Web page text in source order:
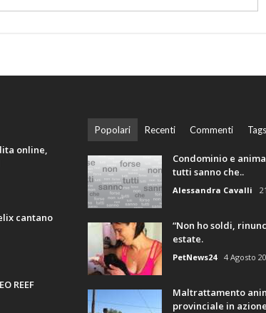
online,
cantano
REEF
Popolari Recenti Commenti Tags
Condominio e
tutti sanno che..
Alessandra Cavalli
“Non ho soldi,
estate.
PetNews24 4 Agosto
Maltrattamento
provinciale in